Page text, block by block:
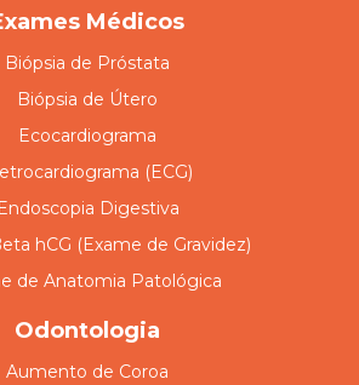
Médicos
Biópsia de Próstata
Biópsia de Útero
Ecocardiograma
(ECG)
Endoscopia Digestiva
hCG (Exame de Gravidez)
de Anatomia Patológica
Odontologia
Aumento de Coroa